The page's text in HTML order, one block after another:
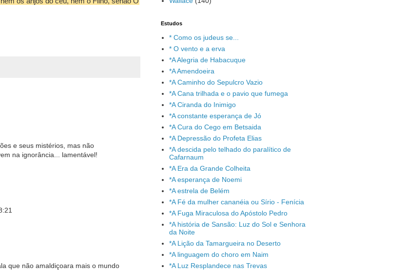
e seus mistérios, mas não
na ignorância... lamentável!
que não amaldiçoara mais o mundo
Estudos
* Como os judeus se...
* O vento e a erva
*A Alegria de Habacuque
*A Amendoeira
*A Caminho do Sepulcro Vazio
*A Cana trilhada e o pavio que fumega
*A Ciranda do Inimigo
*A constante esperança de Jó
*A Cura do Cego em Betsaida
*A Depressão do Profeta Elias
*A descida pelo telhado do paralítico de
Cafarnaum
*A Era da Grande Colheita
*A esperança de Noemi
*A estrela de Belém
*A Fé da mulher cananéia ou Sírio - Fenícia
*A Fuga Miraculosa do Apóstolo Pedro
*A história de Sansão: Luz do Sol e Senhora
da Noite
*A Lição da Tamargueira no Deserto
*A linguagem do choro em Naim
*A Luz Resplandece nas Trevas